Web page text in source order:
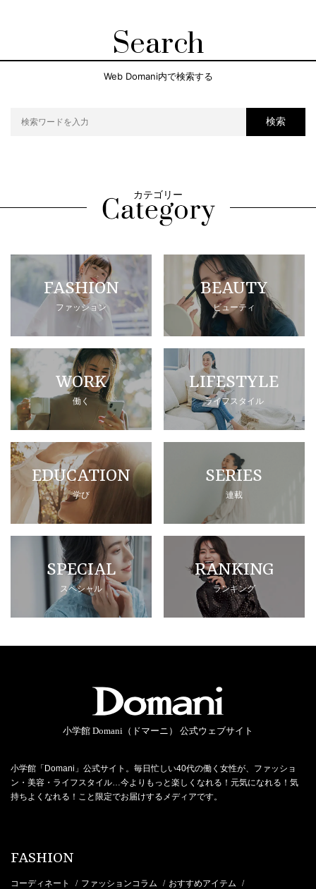
Search
Web Domani内で検索する
検索
カテゴリー
FASHION
ファッション
BEAUTY
ビューティ
WORK
働く
LIFESTYLE
ライフスタイル
EDUCATION
学び
SERIES
連載
SPECIAL
スペシャル
RANKING
ランキング
小学館 Domani（ドマーニ） 公式ウェブサイト
小学館「Domani」公式サイト。毎日忙しい40代の働く女性が、ファッショ
ン・美容・ライフスタイル…今よりもっと楽しくなれる！元気になれる！気
持ちよくなれる！こと限定でお届けするメディアです。
FASHION
コーディネート / ファッションコラム / おすすめアイテム /